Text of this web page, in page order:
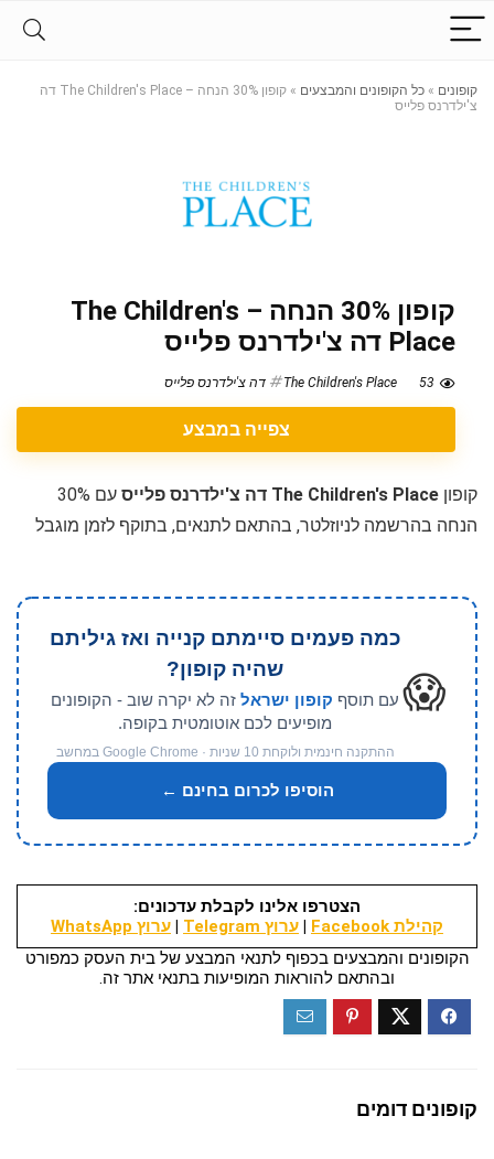
קופונים » כל הקופונים והמבצעים »
קופון 30% הנחה – The Children's Place דה
צ'ילדרנס פלייס
קופון 30% הנחה – The Children's
Place דה צ'ילדרנס פלייס
53 The Children's Place דה צ'ילדרנס פלייס
צפייה במבצע
קופון The Children's Place דה צ'ילדרנס פלייס
עם 30%
הנחה בהרשמה לניוזלטר, בהתאם לתנאים, בתוקף לזמן מוגבל
😱
כמה פעמים סיימתם קנייה ואז גיליתם
שהיה קופון?
עם תוסף קופון ישראל זה לא יקרה שוב - הקופונים
מופיעים לכם אוטומטית בקופה.
ההתקנה חינמית ולוקחת 10 שניות · Google Chrome במחשב
הוסיפו לכרום בחינם ←
הצטרפו אלינו לקבלת עדכונים:
קהילת Facebook
| ערוץ Telegram | ערוץ WhatsApp
הקופונים והמבצעים בכפוף לתנאי המבצע של בית העסק כמפורט
ובהתאם להוראות המופיעות בתנאי אתר זה.
קופונים דומים